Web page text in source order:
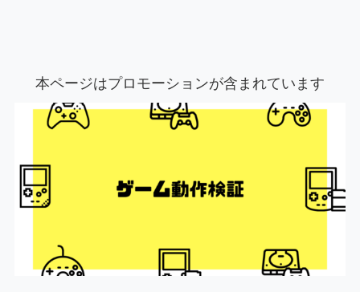
本ページはプロモーションが含まれています